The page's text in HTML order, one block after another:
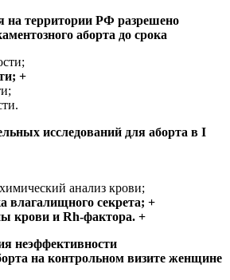
на территории РФ разрешено
аборта до срока
+
исследований для аборта в I
анализ крови;
влагалищного секрета; +
крови и Rh-фактора. +
неэффективности
на контрольном визите женщине